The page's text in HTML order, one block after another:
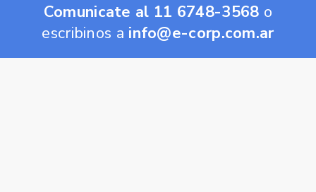
Comunicate al 11 6748-3568 o
escribinos a info@e-corp.com.ar